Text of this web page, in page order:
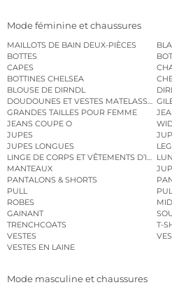
Mode féminine et chaussures
MAILLOTS DE BAIN DEUX-PIÈCES
BOTTES
CAPES
BOTTINES CHELSEA
BLOUSE DE DIRNDL
DOUDOUNES ET VESTES MATELASSÉES
GRANDES TAILLES POUR FEMME
JEANS COUPE O
JUPES
JUPES LONGUES
LINGE DE CORPS ET VÊTEMENTS
MANTEAUX
PANTALONS & SHORTS
PULL
ROBES
GAINANT
TRENCHCOATS
T-
VESTES
VESTES EN LAINE
Mode masculine et chaussures